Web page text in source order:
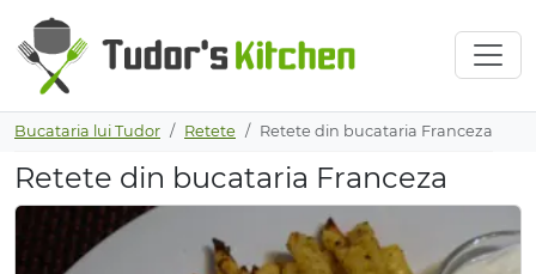
Bucataria lui Tudor Retete Retete din bucataria Franceza
Retete din bucataria Franceza